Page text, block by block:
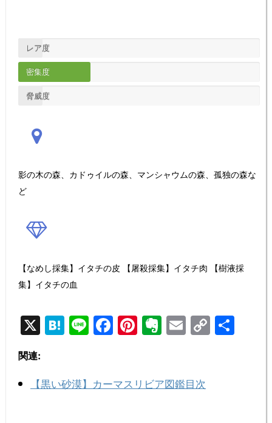
レア度
密集度
脅威度
影の木の森、カドゥイルの森、マンシャウムの森、孤独の森な
ど
【なめし採集】イタチの皮 【屠殺採集】イタチ肉 【樹液採
集】イタチの血
X H
at
n
Li
n
F
a
e
Pi
nt
e
E
v
n
E
m
C
o
関連:
【黒い砂漠】カーマスリビア図鑑目次